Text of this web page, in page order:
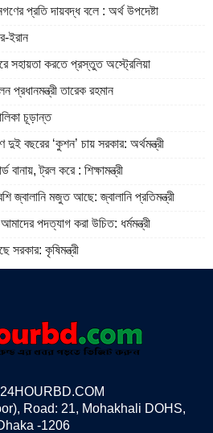
প্রতি দায়বদ্ধ বলে : অর্থ উপদেষ্টা
ইরান
সহায়তা করতে প্রস্তুত অস্ট্রেলিয়া
তারেক রহমান
চূড়ান্ত
বছরের ‘কুশন’ চায় সরকার: অর্থমন্ত্রী
বানায়, ট্রল করে : শিক্ষামন্ত্রী
জ্বালানি মজুত আছে: জ্বালানি প্রতিমন্ত্রী
পদত্যাগ করা উচিত: ধর্মমন্ত্রী
সরকার: কৃষিমন্ত্রী
Road: 21, Mohakhali DOHS,
-1206